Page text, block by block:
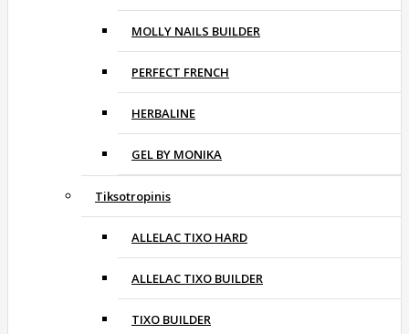
MOLLY NAILS BUILDER
PERFECT FRENCH
HERBALINE
GEL BY MONIKA
Tiksotropinis
ALLELAC TIXO HARD
ALLELAC TIXO BUILDER
TIXO BUILDER